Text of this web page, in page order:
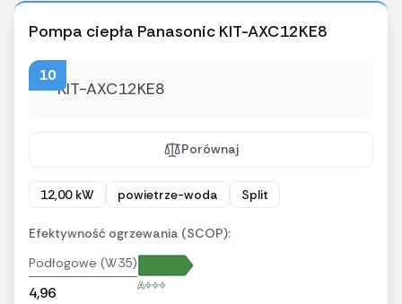
Pompa ciepła Panasonic KIT-AXC12KE8
10
Porównaj
12,00 kW powietrze-woda Split
Efektywność ogrzewania (SCOP):
Podłogowe (W35)
4,96 A+++